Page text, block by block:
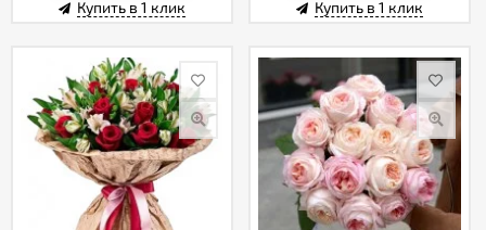
Купить в 1 клик Купить в 1 клик